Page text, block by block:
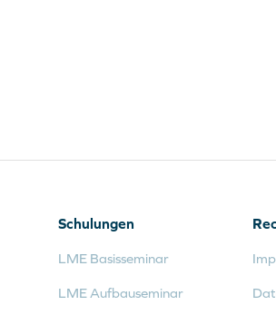
Schulungen
LME Basisseminar
LME Aufbauseminar